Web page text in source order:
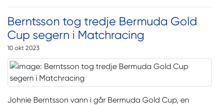
Berntsson tog tredje Bermuda Gold
Cup segern i Matchracing
10 okt 2023
Johnie Berntsson vann i går Bermuda Gold Cup, en